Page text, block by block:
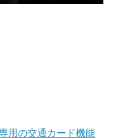
用の交通カード機能